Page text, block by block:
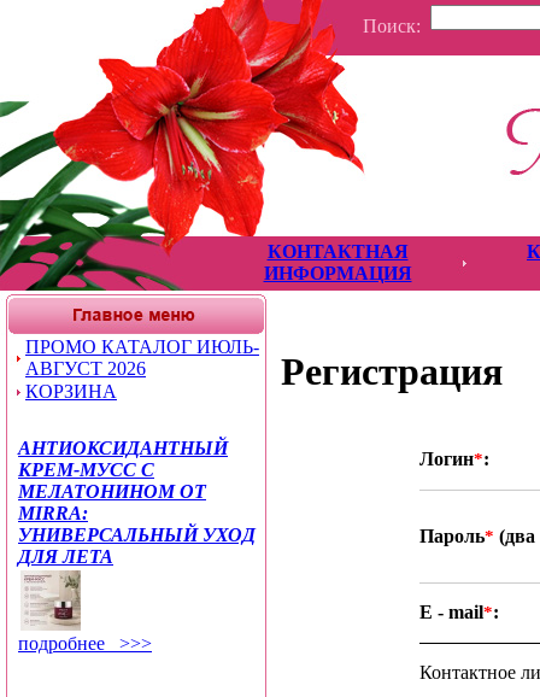
Поиск:
КОНТАКТНАЯ
ИНФОРМАЦИЯ
ПРОМО КАТАЛОГ ИЮЛЬ-
АВГУСТ 2026
КОРЗИНА
АНТИОКСИДАНТНЫЙ
КРЕМ-МУСС С
МЕЛАТОНИНОМ ОТ
MIRRA:
УНИВЕРСАЛЬНЫЙ УХОД
ДЛЯ ЛЕТА
подробнее >>>
Регистрация
Логин*:
Пароль* (два
E - mail*:
Контактное